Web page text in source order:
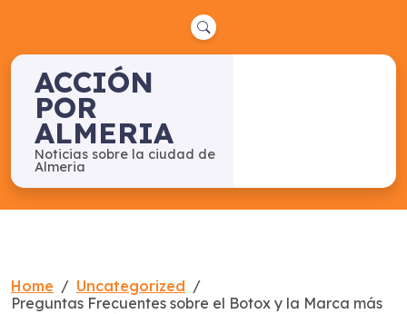
ACCIÓN
POR
ALMERIA
Noticias sobre la ciudad de
Almeria
Home
Uncategorized
Preguntas Frecuentes sobre el Botox y la Marca más